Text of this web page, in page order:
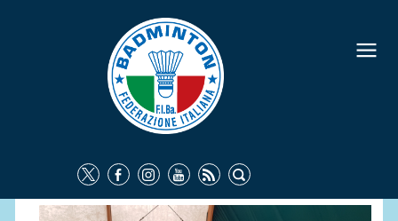
FEDERAZIONE
IDENTITÀ
COMMISSIONI FEDERALI
ORGANI TERRITORIALI